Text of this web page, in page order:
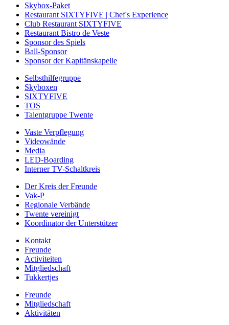
Skybox-Paket
Restaurant SIXTYFIVE | Chef's Experience
Club Restaurant SIXTYFIVE
Restaurant Bistro de Veste
Sponsor des Spiels
Ball-Sponsor
Sponsor der Kapitänskapelle
Selbsthilfegruppe
Skyboxen
SIXTYFIVE
TOS
Talentgruppe Twente
Vaste Verpflegung
Videowände
Media
LED-Boarding
Interner TV-Schaltkreis
Der Kreis der Freunde
Vak-P
Regionale Verbände
Twente vereinigt
Koordinator der Unterstützer
Kontakt
Freunde
Activiteiten
Mitgliedschaft
Tukkertjes
Freunde
Mitgliedschaft
Aktivitäten